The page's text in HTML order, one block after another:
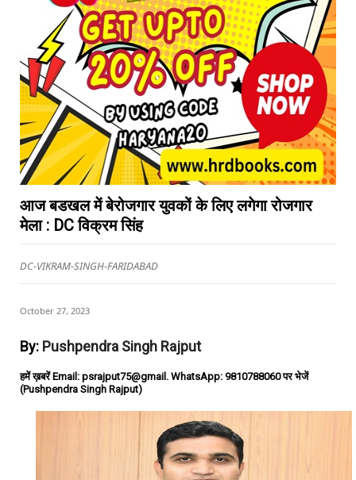
आज बडखल में बेरोजगार युवकों के लिए लगेगा रोजगार
मेला : DC विक्रम सिंह
DC-VIKRAM-SINGH-FARIDABAD
October 27, 2023
By: Pushpendra Singh Rajput
हमें ख़बरें Email: psrajput75@gmail. WhatsApp: 9810788060 पर भेजें
(Pushpendra Singh Rajput)